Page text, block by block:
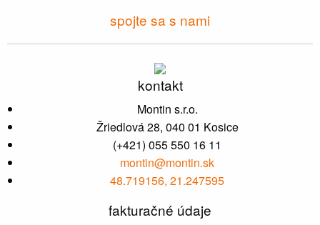
spojte sa s nami
kontakt
Montin s.r.o.
Žriedlová 28, 040 01 Kosice
(+421) 055 550 16 11
montin@montin.sk
48.719156, 21.247595
fakturačné údaje